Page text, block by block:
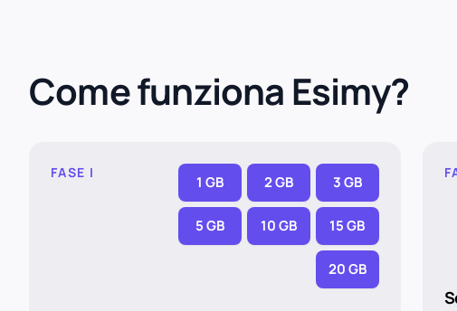
Come funziona Esimy?
FASE I
1 GB 2 GB 3 GB
5 GB 10 GB 15 GB
20 GB